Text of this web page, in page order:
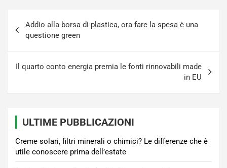
articoli
Addio alla borsa di plastica, ora fare la spesa è una
questione green
Il quarto conto energia premia le fonti rinnovabili made
in EU
ULTIME PUBBLICAZIONI
Creme solari, filtri minerali o chimici? Le differenze che è
utile conoscere prima dell’estate